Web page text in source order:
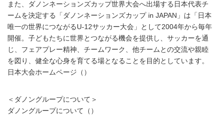
また、ダノンネーションズカップ世界大会へ出場する日本代表チ
ームを決定する「ダノンネーションズカップ in JAPAN」は「日本
唯一の世界につながるU-12サッカー大会」として2004年から毎年
開催。子どもたちに世界とつながる機会を提供し、サッカーを通
じ、フェアプレー精神、チームワーク、他チームとの交流や親睦
を図り、健全な心身を育てる場となることを目的としています。
日本大会ホームページ（ ）
＜ダノングループについて＞
ダノングループについて（ ）